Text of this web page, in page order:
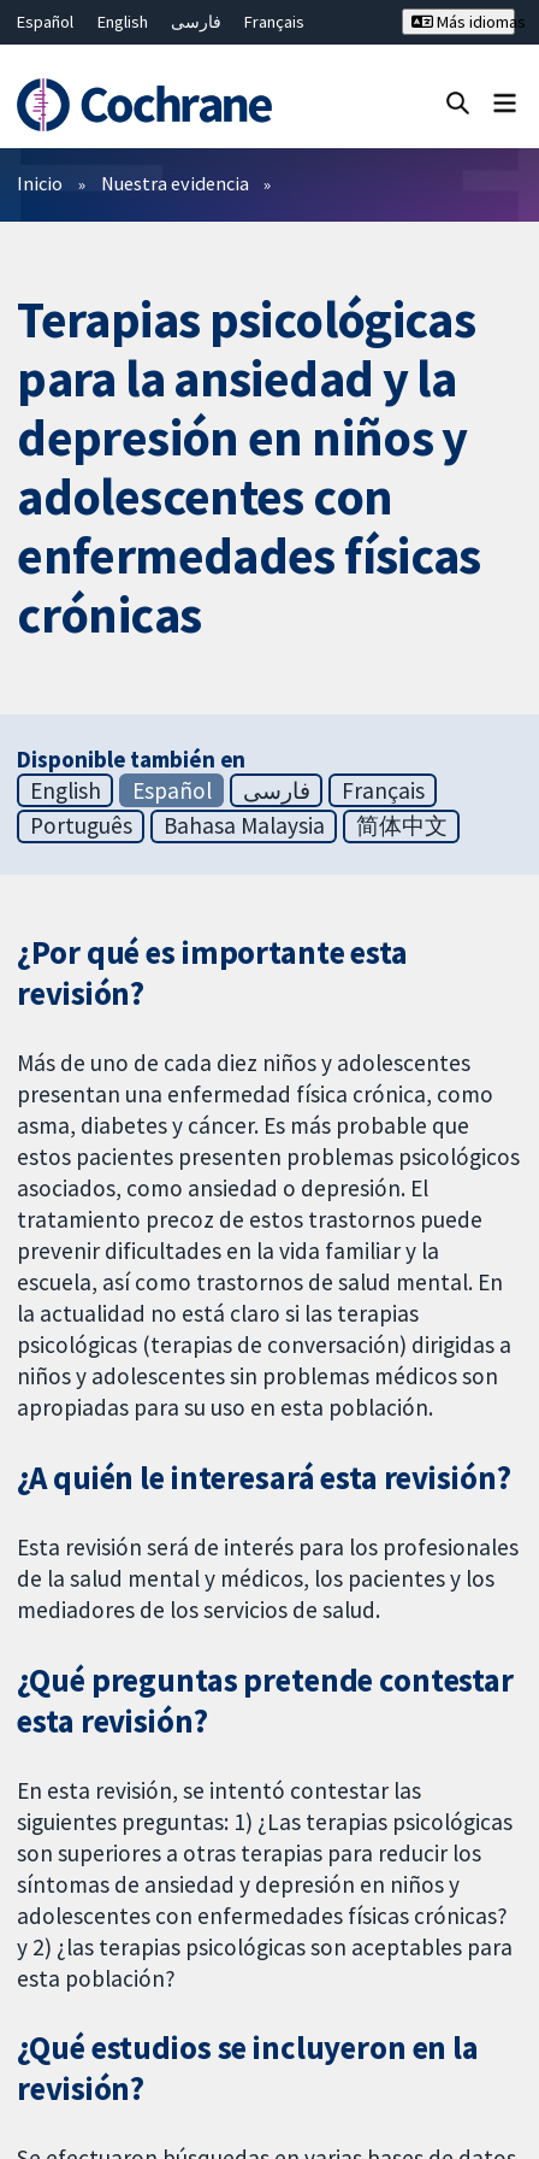
Español English فارسی
Français
Bahasa Malaysia
ไทย 繁體中文
Más idiomas
Filtros
Inicio Nuestra evidencia
Terapias psicológicas
para la ansiedad y la
depresión en niños y
adolescentes con
enfermedades físicas
crónicas
Disponible también en
English
Español فارسی
Français
Português
Bahasa Malaysia 简体中文
¿Por qué es importante esta
revisión?
Más de uno de cada diez niños y adolescentes
presentan una enfermedad física crónica, como
asma, diabetes y cáncer. Es más probable que
estos pacientes presenten problemas psicológicos
asociados, como ansiedad o depresión. El
tratamiento precoz de estos trastornos puede
prevenir dificultades en la vida familiar y la
escuela, así como trastornos de salud mental. En
la actualidad no está claro si las terapias
psicológicas (terapias de conversación) dirigidas a
niños y adolescentes sin problemas médicos son
apropiadas para su uso en esta población.
¿A quién le interesará esta revisión?
Esta revisión será de interés para los profesionales
de la salud mental y médicos, los pacientes y los
mediadores de los servicios de salud.
¿Qué preguntas pretende contestar
esta revisión?
En esta revisión, se intentó contestar las
siguientes preguntas: 1) ¿Las terapias psicológicas
son superiores a otras terapias para reducir los
síntomas de ansiedad y depresión en niños y
adolescentes con enfermedades físicas crónicas?
y 2) ¿las terapias psicológicas son aceptables para
esta población?
¿Qué estudios se incluyeron en la
revisión?